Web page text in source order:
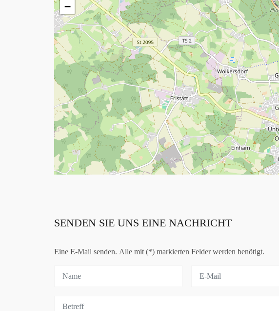
−
SENDEN SIE UNS EINE NACHRICHT
Eine E-Mail senden. Alle mit (*) markierten Felder werden benötigt.